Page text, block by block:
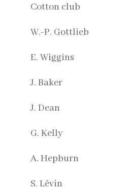
Cotton club
W.-P. Gottlieb
E. Wiggins
J. Baker
J. Dean
G. Kelly
A. Hepburn
S. Lévin